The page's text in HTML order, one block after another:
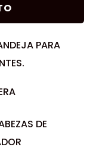
PARA
DE